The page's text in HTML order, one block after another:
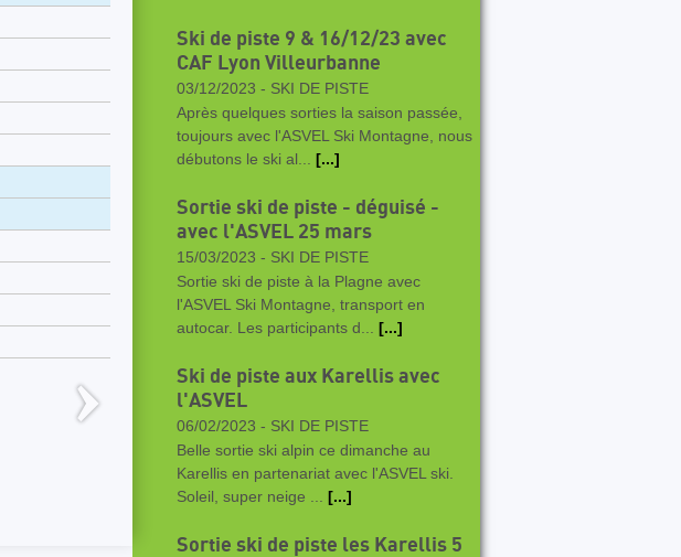
Ski de piste 9 & 16/12/23 avec
CAF Lyon Villeurbanne
03/12/2023 - SKI DE PISTE
Après quelques sorties la saison passée,
toujours avec l'ASVEL Ski Montagne, nous
débutons le ski al... [...]
Sortie ski de piste - déguisé -
avec l'ASVEL 25 mars
15/03/2023 - SKI DE PISTE
Sortie ski de piste à la Plagne avec
l'ASVEL Ski Montagne, transport en
autocar. Les participants d... [...]
Ski de piste aux Karellis avec
l'ASVEL
06/02/2023 - SKI DE PISTE
Belle sortie ski alpin ce dimanche au
Karellis en partenariat avec l'ASVEL ski.
Soleil, super neige ... [...]
Sortie ski de piste les Karellis 5